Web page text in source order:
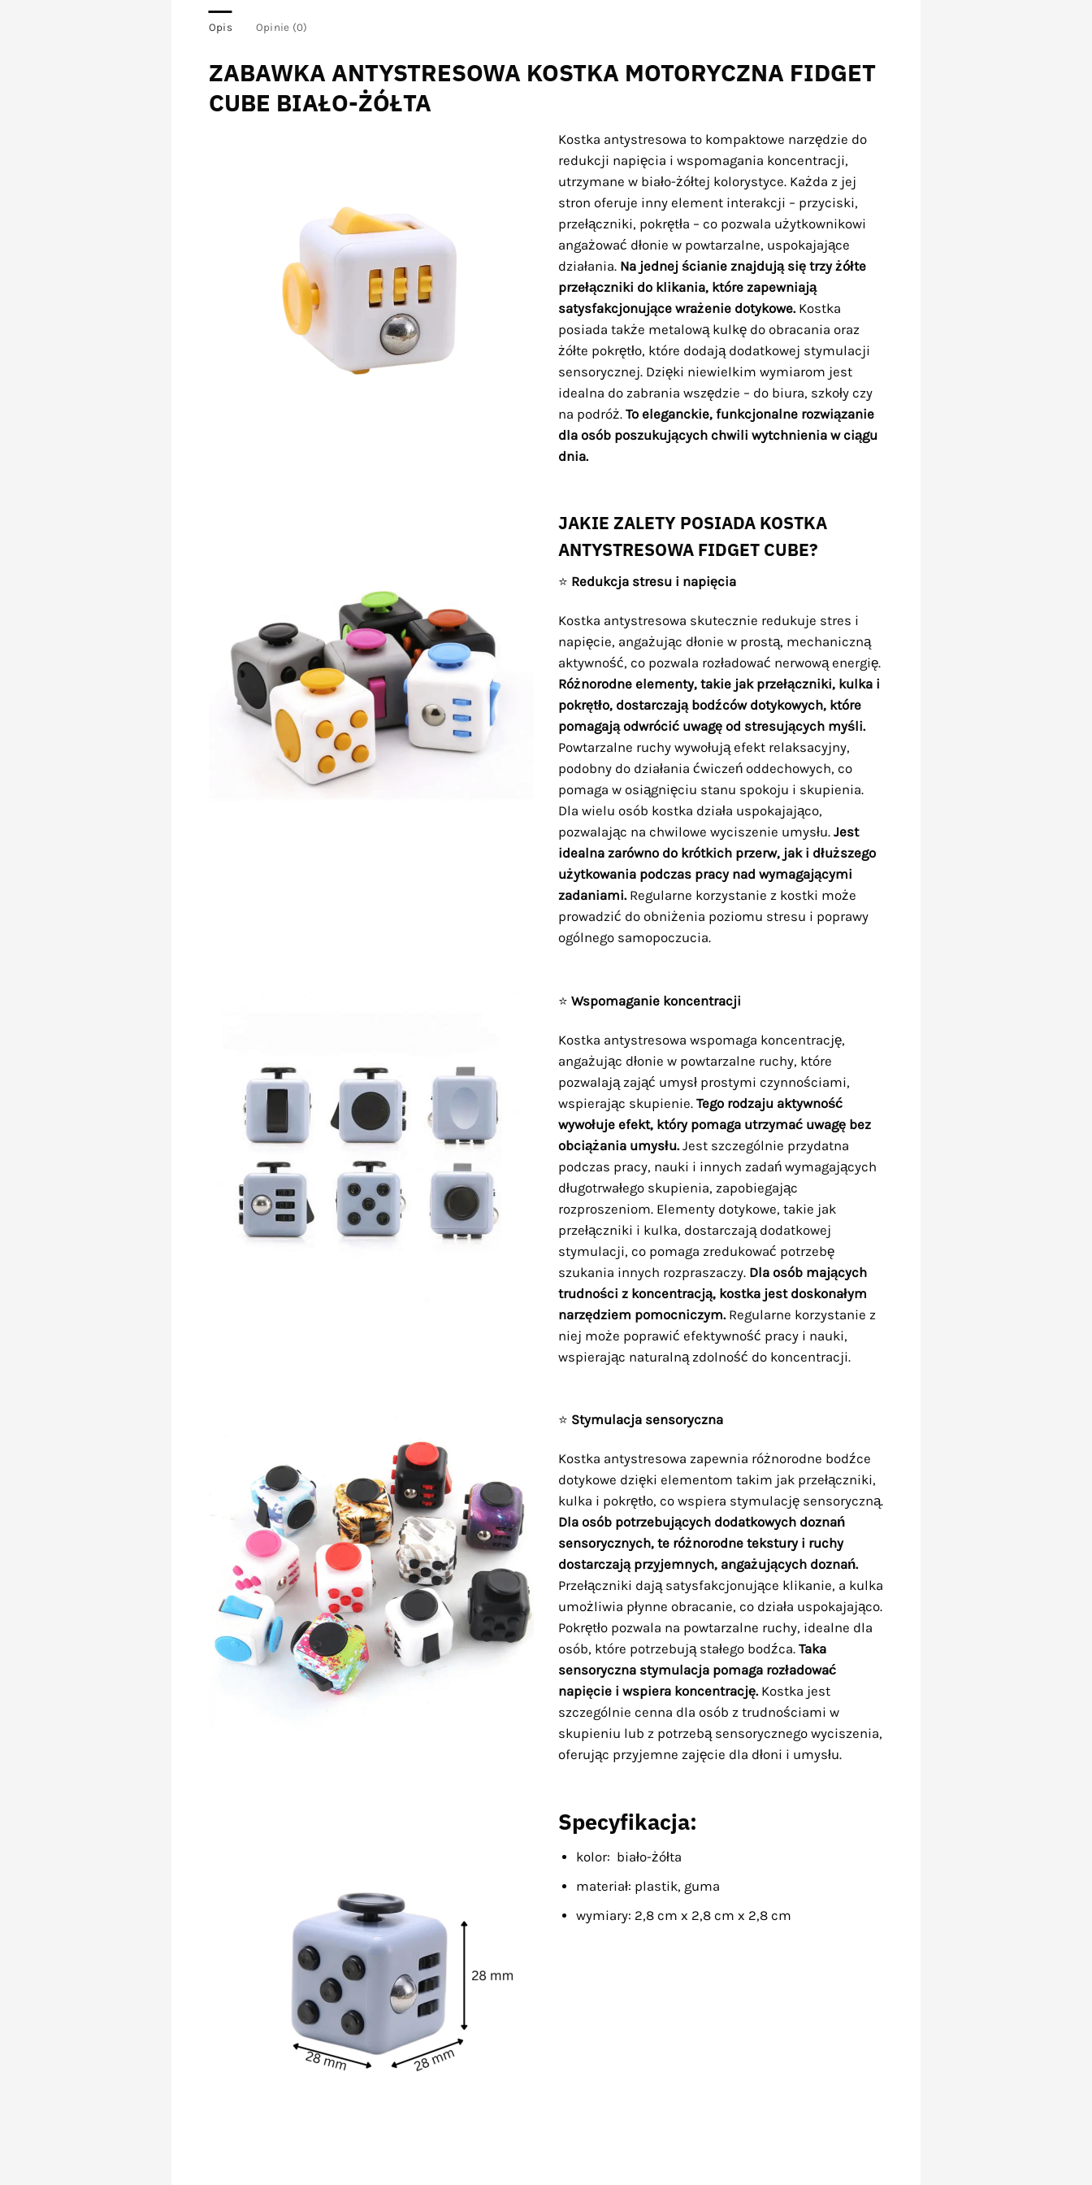
Opis Opinie (0)
ZABAWKA ANTYSTRESOWA KOSTKA MOTORYCZNA FIDGET
CUBE BIAŁO-ŻÓŁTA
Kostka antystresowa to kompaktowe narzędzie do
redukcji napięcia i wspomagania koncentracji,
utrzymane w biało-żółtej kolorystyce. Każda z jej
stron oferuje inny element interakcji – przyciski,
przełączniki, pokrętła – co pozwala użytkownikowi
angażować dłonie w powtarzalne, uspokajające
działania. Na jednej ścianie znajdują się trzy żółte
przełączniki do klikania, które zapewniają
satysfakcjonujące wrażenie dotykowe. Kostka
posiada także metalową kulkę do obracania oraz
żółte pokrętło, które dodają dodatkowej stymulacji
sensorycznej. Dzięki niewielkim wymiarom jest
idealna do zabrania wszędzie – do biura, szkoły czy
na podróż. To eleganckie, funkcjonalne rozwiązanie
dla osób poszukujących chwili wytchnienia w ciągu
dnia.
JAKIE ZALETY POSIADA KOSTKA
ANTYSTRESOWA FIDGET CUBE?
⭐ Redukcja stresu i napięcia
Kostka antystresowa skutecznie redukuje stres i
napięcie, angażując dłonie w prostą, mechaniczną
aktywność, co pozwala rozładować nerwową energię.
Różnorodne elementy, takie jak przełączniki, kulka i
pokrętło, dostarczają bodźców dotykowych, które
pomagają odwrócić uwagę od stresujących myśli.
Powtarzalne ruchy wywołują efekt relaksacyjny,
podobny do działania ćwiczeń oddechowych, co
pomaga w osiągnięciu stanu spokoju i skupienia.
Dla wielu osób kostka działa uspokajająco,
pozwalając na chwilowe wyciszenie umysłu. Jest
idealna zarówno do krótkich przerw, jak i dłuższego
użytkowania podczas pracy nad wymagającymi
zadaniami. Regularne korzystanie z kostki może
prowadzić do obniżenia poziomu stresu i poprawy
ogólnego samopoczucia.
⭐ Wspomaganie koncentracji
Kostka antystresowa wspomaga koncentrację,
angażując dłonie w powtarzalne ruchy, które
pozwalają zająć umysł prostymi czynnościami,
wspierając skupienie. Tego rodzaju aktywność
wywołuje efekt, który pomaga utrzymać uwagę bez
obciążania umysłu. Jest szczególnie przydatna
podczas pracy, nauki i innych zadań wymagających
długotrwałego skupienia, zapobiegając
rozproszeniom. Elementy dotykowe, takie jak
przełączniki i kulka, dostarczają dodatkowej
stymulacji, co pomaga zredukować potrzebę
szukania innych rozpraszaczy. Dla osób mających
trudności z koncentracją, kostka jest doskonałym
narzędziem pomocniczym. Regularne korzystanie z
niej może poprawić efektywność pracy i nauki,
wspierając naturalną zdolność do koncentracji.
⭐ Stymulacja sensoryczna
Kostka antystresowa zapewnia różnorodne bodźce
dotykowe dzięki elementom takim jak przełączniki,
kulka i pokrętło, co wspiera stymulację sensoryczną.
Dla osób potrzebujących dodatkowych doznań
sensorycznych, te różnorodne tekstury i ruchy
dostarczają przyjemnych, angażujących doznań.
Przełączniki dają satysfakcjonujące klikanie, a kulka
umożliwia płynne obracanie, co działa uspokajająco.
Pokrętło pozwala na powtarzalne ruchy, idealne dla
osób, które potrzebują stałego bodźca. Taka
sensoryczna stymulacja pomaga rozładować
napięcie i wspiera koncentrację. Kostka jest
szczególnie cenna dla osób z trudnościami w
skupieniu lub z potrzebą sensorycznego wyciszenia,
oferując przyjemne zajęcie dla dłoni i umysłu.
Specyfikacja:
kolor: biało-żółta
materiał: plastik, guma
wymiary: 2,8 cm x 2,8 cm x 2,8 cm